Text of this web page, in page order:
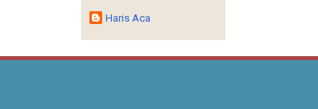
Haris Aca